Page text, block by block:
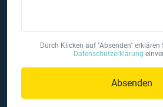
Durch Klicken auf "Absenden"
Datenschutzerklärung
Absenden